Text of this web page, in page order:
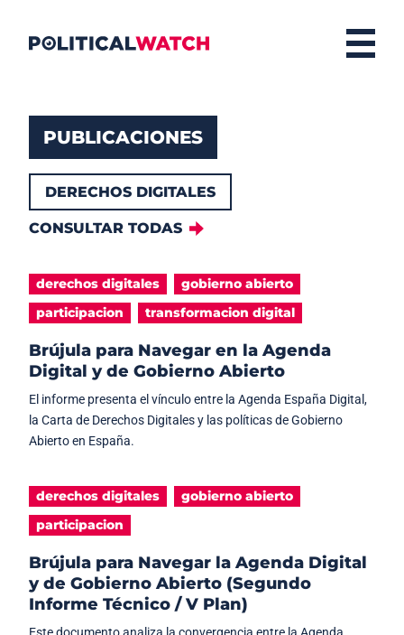
PUBLICACIONES
DERECHOS DIGITALES
CONSULTAR TODAS
derechos digitales
gobierno abierto
participacion
transformacion digital
Brújula para Navegar en la Agenda
Digital y de Gobierno Abierto
El informe presenta el vínculo entre la Agenda España Digital,
la Carta de Derechos Digitales y las políticas de Gobierno
Abierto en España.
derechos digitales
gobierno abierto
participacion
Brújula para Navegar la Agenda Digital
y de Gobierno Abierto (Segundo
Informe Técnico / V Plan)